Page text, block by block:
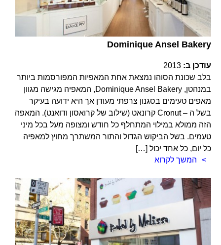
Dominique Ansel Bakery
עודכן ב: 2013
בלב שכונת הסוהו נמצאת אחת המאפיות המפורסמות ביותר
במנהטן, Dominique Ansel Bakery, המאפיה מגישה מגוון
מאפים טעימים בסגנון צרפתי מעודן אך היא ידועה בעיקר
בשל ה – Cronut קרונאט (שילוב של קרואסון ודואנט). המאפה
הזה ממולא במילוי המתחלף כל חודש ומצופה מעל בכל מיני
טעמים. בשל הביקוש הגדול והתור המשתרך מחוץ למאפיה
כל יום, כל אחד יכול […]
המשך לקרוא